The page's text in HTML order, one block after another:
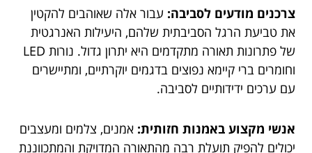
צרכנים מודעים לסביבה: עבור אלה שאוהבים להקטין
את טביעת הרגל הסביבתית שלהם, היעילות האנרגטית
של פתרונות תאורה מתקדמים היא יתרון גדול. נורות LED
וחומרים ברי קיימא נפוצים בדגמים יוקרתיים, ומתיישרים
עם ערכים ידידותיים לסביבה.
אנשי מקצוע באמנות חזותית: אמנים, צלמים ומעצבים
יכולים להפיק תועלת רבה מהתאורה המדויקת והמתכווננת